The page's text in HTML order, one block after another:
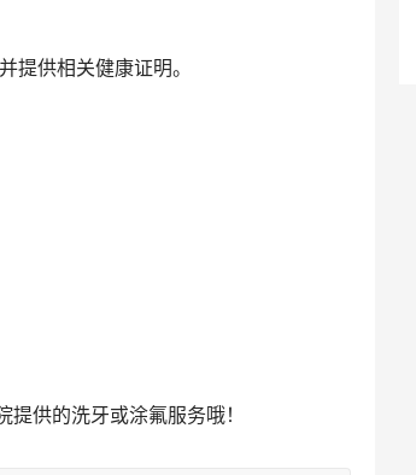
提供相关健康证明。
供的洗牙或涂氟服务哦！